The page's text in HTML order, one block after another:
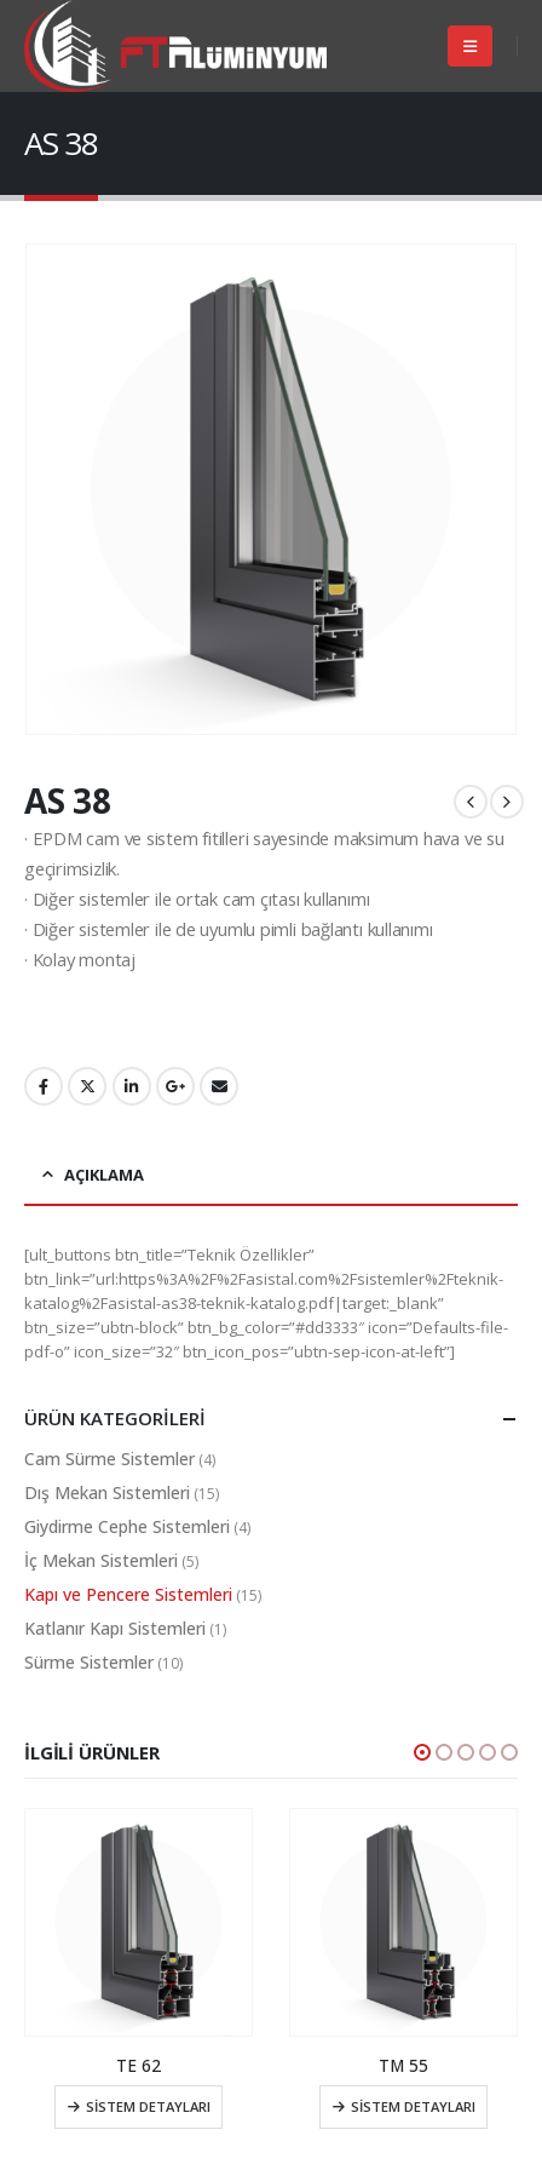
AS 38
AS 38
· EPDM cam ve sistem fitilleri sayesinde maksimum hava ve su
geçirimsizlik.
· Diğer sistemler ile ortak cam çıtası kullanımı
· Diğer sistemler ile de uyumlu pimli bağlantı kullanımı
· Kolay montaj
AÇIKLAMA
[ult_buttons btn_title=”Teknik Özellikler”
btn_link=”url:https%3A%2F%2Fasistal.com%2Fsistemler%2Fteknik-
katalog%2Fasistal-as38-teknik-katalog.pdf|target:_blank”
btn_size=”ubtn-block” btn_bg_color=”#dd3333″ icon=”Defaults-file-
pdf-o” icon_size=”32″ btn_icon_pos=”ubtn-sep-icon-at-left”]
ÜRÜN KATEGORILERI
Cam Sürme Sistemler (4)
Dış Mekan Sistemleri (15)
Giydirme Cephe Sistemleri (4)
İç Mekan Sistemleri (5)
Kapı ve Pencere Sistemleri (15)
Katlanır Kapı Sistemleri (1)
Sürme Sistemler (10)
İLGILI ÜRÜNLER
TE 62
SISTEM DETAYLARI
TM 55
SISTEM DETAYLARI